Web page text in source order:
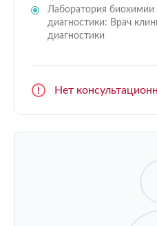
Лаборатория биохимии
диагностики: Врач
диагностики
Нет